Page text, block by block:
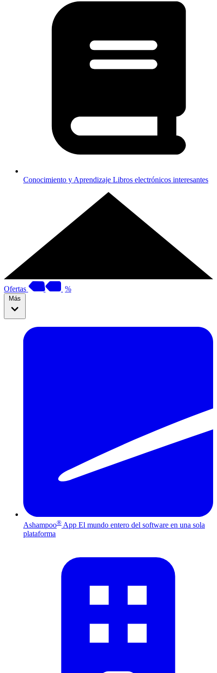
Conocimiento y Aprendizaje Libros electrónicos interesantes
Ofertas %
Más
Ashampoo® App El mundo entero del software en una sola
plataforma